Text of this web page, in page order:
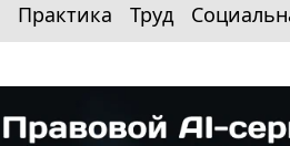
Практика Труд